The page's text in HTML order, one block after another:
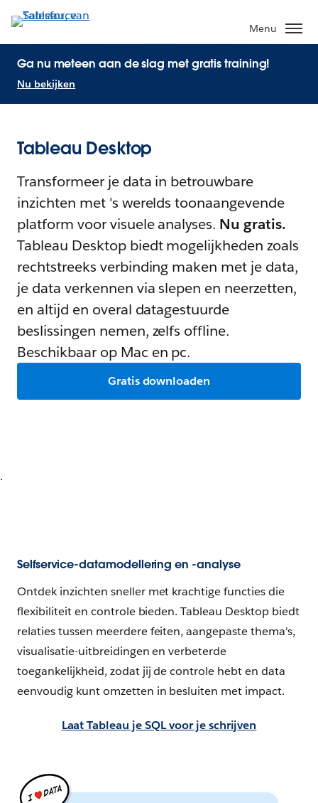
Menu
Ga nu meteen aan de slag met gratis training!
Nu bekijken
Tableau Desktop
Transformeer je data in betrouwbare
inzichten met 's werelds toonaangevende
platform voor visuele analyses. Nu gratis.
Tableau Desktop biedt mogelijkheden zoals
rechtstreeks verbinding maken met je data,
je data verkennen via slepen en neerzetten,
en altijd en overal datagestuurde
beslissingen nemen, zelfs offline.
Beschikbaar op Mac en pc.
Gratis downloaden
.
Selfservice-datamodellering en -analyse
Ontdek inzichten sneller met krachtige functies die
flexibiliteit en controle bieden. Tableau Desktop biedt
relaties tussen meerdere feiten, aangepaste thema's,
visualisatie-uitbreidingen en verbeterde
toegankelijkheid, zodat jij de controle hebt en data
eenvoudig kunt omzetten in besluiten met impact.
Laat Tableau je SQL voor je schrijven